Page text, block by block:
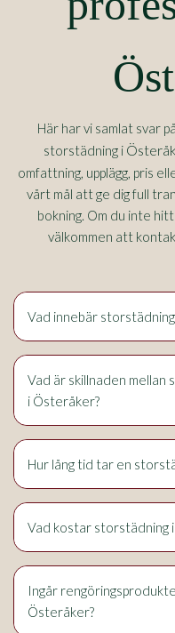
Här har vi samlat svar
storstädning i
omfattning, upplägg, pris
vårt mål att ge dig full
bokning. Om du inte
välkommen att
Vad innebär
Vad är skillnaden mellan
i Österåker?
Hur lång tid tar en
Vad kostar storstädning
Ingår
Österåker?